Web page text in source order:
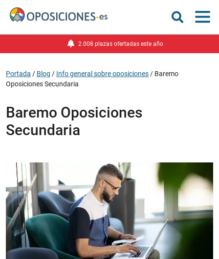
2.008 plazas ofertadas este año
Portada / Blog / Info general sobre oposiciones / Baremo
Oposiciones Secundaria
Baremo Oposiciones
Secundaria